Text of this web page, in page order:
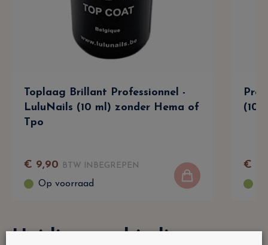
Toplaag Brillant Professionnel -
LuluNails (10 ml) zonder Hema of
Tpo
€ 9,90 BTW INBEGREPEN
Op voorraad
(10
€